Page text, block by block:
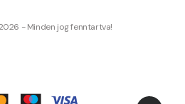
- Minden jog fenntartva!